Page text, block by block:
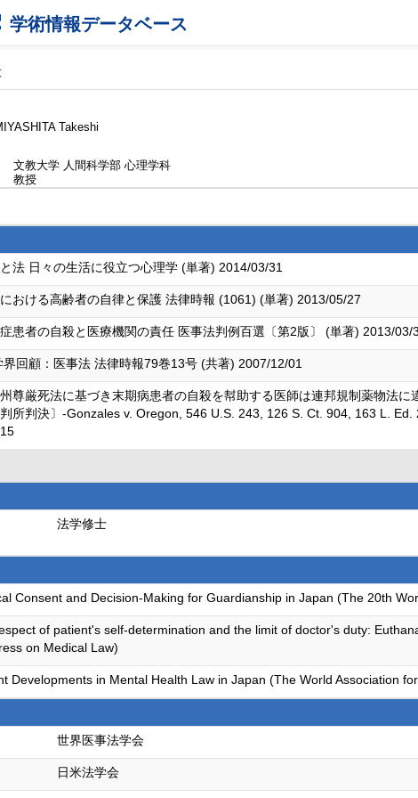
学術情報データベース
Takeshi
文教大学 人間科学部 心理学科
教授
法 日々の生活に役立つ心理学 (単著) 2014/03/31
おける高齢者の自律と保護 法律時報 (1061) (単著) 2013/05/27
患者の自殺と医療機関の責任 医事法判例百選〔第2版〕 (単著) 2013/03/
界回顧：医事法 法律時報79巻13号 (共著) 2007/12/01
尊厳死法に基づき末期病患者の自殺を幇助する医師は連邦規制薬物法
所判決〕-Gonzales v. Oregon, 546 U.S. 243, 126 S. Ct. 904, 163 L.
法学修士
Consent and Decision-Making for Guardianship in Japan (The 20th
of patient's self-determination and the limit of doctor's duty:
on Medical Law)
Developments in Mental Health Law in Japan (The World Association
世界医事法学会
日米法学会